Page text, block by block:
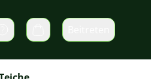
Warenkorb